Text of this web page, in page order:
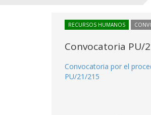
RECURSOS HUMANOS
Convocatoria PU/
Convocatoria por el
PU/21/215